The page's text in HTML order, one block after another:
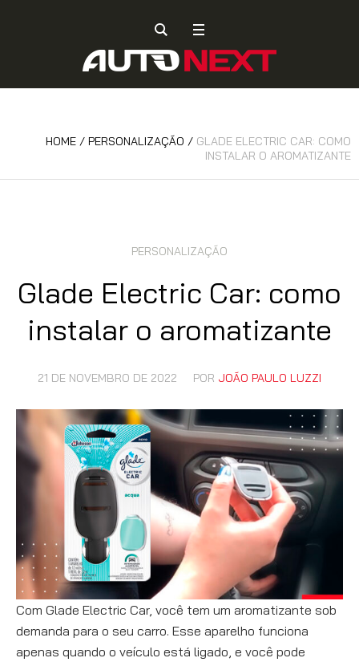
HOME / PERSONALIZAÇÃO / GLADE ELECTRIC CAR: COMO
INSTALAR O AROMATIZANTE
PERSONALIZAÇÃO
Glade Electric Car: como
instalar o aromatizante
21 DE NOVEMBRO DE 2022 POR JOÃO PAULO LUZZI
Com Glade Electric Car, você tem um aromatizante sob
demanda para o seu carro. Esse aparelho funciona
apenas quando o veículo está ligado, e você pode